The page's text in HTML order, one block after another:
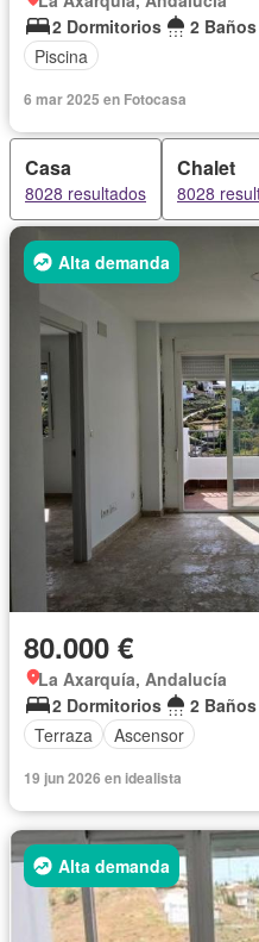
2 Dormitorios
2 Baños
Piscina
6 mar 2025 en Fotocasa
Casa
8028 resultados
Chalet
8028
Alta demanda
80.000 €
La Axarquía, Andalucía
2 Dormitorios
2 Baños
Terraza
Ascensor
19 jun 2026 en idealista
Alta demanda